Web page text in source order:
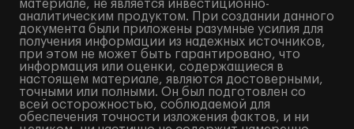
материале, не является инвестиционно-
аналитическим продуктом. При создании данного
документа были приложены разумные усилия для
получения информации из надежных источников,
при этом не может быть гарантировано, что
информация или оценки, содержащиеся в
настоящем материале, являются достоверными,
точными или полными. Он был подготовлен со
всей осторожностью, соблюдаемой для
обеспечения точности изложения фактов, и ни